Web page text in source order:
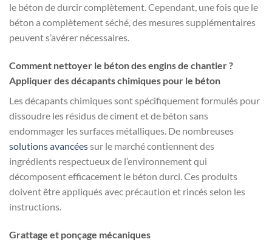
le béton de durcir complètement. Cependant, une fois que le
béton a complètement séché, des mesures supplémentaires
peuvent s’avérer nécessaires.
Comment nettoyer le béton des engins de chantier ?
Appliquer des décapants chimiques pour le béton
Les décapants chimiques sont spécifiquement formulés pour
dissoudre les résidus de ciment et de béton sans
endommager les surfaces métalliques. De nombreuses
solutions avancéessur le marché contiennent des
ingrédients respectueux de l’environnement qui
décomposent efficacement le béton durci. Ces produits
doivent être appliqués avec précaution et rincés selon les
instructions.
Grattage et ponçage mécaniques